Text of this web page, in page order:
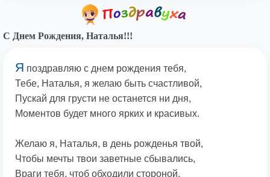
С Днем Рождения, Наталья!!!
Я поздравляю с днем рождения тебя,
Тебе, Наталья, я желаю быть счастливой,
Пускай для грусти не останется ни дня,
Моментов будет много ярких и красивых.
Желаю я, Наталья, в день рожденья твой,
Чтобы мечты твои заветные сбывались,
Враги тебя, чтоб обходили стороной,